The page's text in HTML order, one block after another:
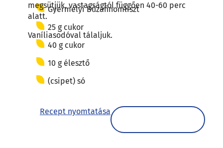
Gyermelyi Búzafinomliszt
25 g cukor
40 g cukor
10 g élesztő
(csipet) só
Recept nyomtatása
megsütjük, vastagságtól függően 40-60 perc
alatt.
Vaníliasodóval tálaljuk.